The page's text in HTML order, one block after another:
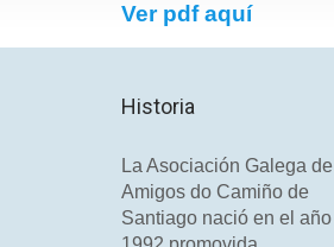
Ver pdf aquí
Historia
La Asociación Galega de
Amigos do Camiño de
Santiago nació en el año